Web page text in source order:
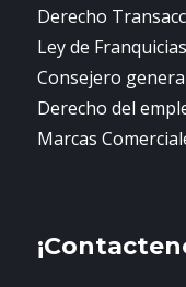
Derecho
Ley de Franquicias
Consejero
Derecho del
Marcas